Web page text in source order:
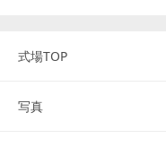
式場TOP
写真